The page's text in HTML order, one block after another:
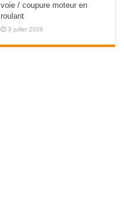
voie / coupure moteur en
roulant
3 juillet 2026